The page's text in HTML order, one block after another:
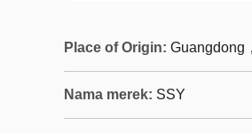
Place of Origin: Guangdong
Nama merek: SSY